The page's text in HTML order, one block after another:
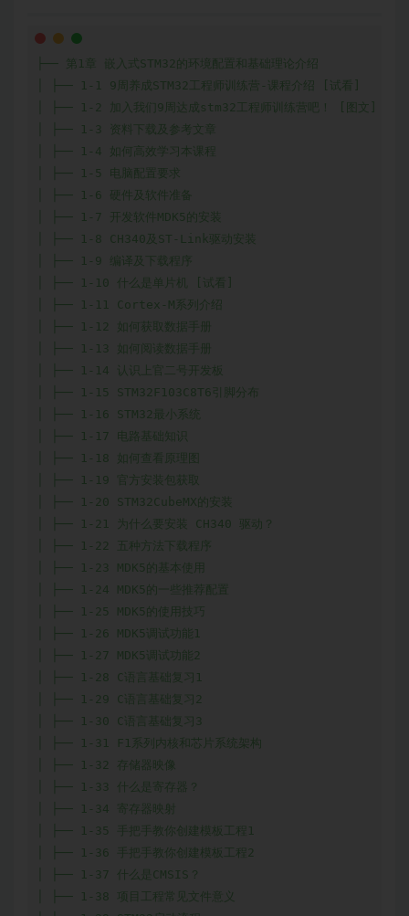
├── 第1章 嵌入式STM32的环境配置和基础理论介绍
│ ├── 1-1 9周养成STM32工程师训练营-课程介绍 [试看]
│ ├── 1-2 加入我们9周达成stm32工程师训练营吧！ [图文]
│ ├── 1-3 资料下载及参考文章
│ ├── 1-4 如何高效学习本课程
│ ├── 1-5 电脑配置要求
│ ├── 1-6 硬件及软件准备
│ ├── 1-7 开发软件MDK5的安装
│ ├── 1-8 CH340及ST-Link驱动安装
│ ├── 1-9 编译及下载程序
│ ├── 1-10 什么是单片机 [试看]
│ ├── 1-11 Cortex-M系列介绍
│ ├── 1-12 如何获取数据手册
│ ├── 1-13 如何阅读数据手册
│ ├── 1-14 认识上官二号开发板
│ ├── 1-15 STM32F103C8T6引脚分布
│ ├── 1-16 STM32最小系统
│ ├── 1-17 电路基础知识
│ ├── 1-18 如何查看原理图
│ ├── 1-19 官方安装包获取
│ ├── 1-20 STM32CubeMX的安装
│ ├── 1-21 为什么要安装 CH340 驱动？
│ ├── 1-22 五种方法下载程序
│ ├── 1-23 MDK5的基本使用
│ ├── 1-24 MDK5的一些推荐配置
│ ├── 1-25 MDK5的使用技巧
│ ├── 1-26 MDK5调试功能1
│ ├── 1-27 MDK5调试功能2
│ ├── 1-28 C语言基础复习1
│ ├── 1-29 C语言基础复习2
│ ├── 1-30 C语言基础复习3
│ ├── 1-31 F1系列内核和芯片系统架构
│ ├── 1-32 存储器映像
│ ├── 1-33 什么是寄存器？
│ ├── 1-34 寄存器映射
│ ├── 1-35 手把手教你创建模板工程1
│ ├── 1-36 手把手教你创建模板工程2
│ ├── 1-37 什么是CMSIS？
│ ├── 1-38 项目工程常见文件意义